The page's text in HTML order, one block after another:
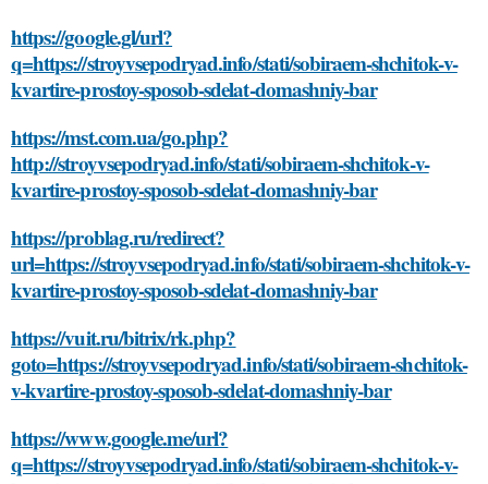
https://google.gl/url?
q=https://stroyvsepodryad.info/stati/sobiraem-shchitok-v-
kvartire-prostoy-sposob-sdelat-domashniy-bar
https://mst.com.ua/go.php?
http://stroyvsepodryad.info/stati/sobiraem-shchitok-v-
kvartire-prostoy-sposob-sdelat-domashniy-bar
https://problag.ru/redirect?
url=https://stroyvsepodryad.info/stati/sobiraem-shchitok-v-
kvartire-prostoy-sposob-sdelat-domashniy-bar
https://vuit.ru/bitrix/rk.php?
goto=https://stroyvsepodryad.info/stati/sobiraem-shchitok-
v-kvartire-prostoy-sposob-sdelat-domashniy-bar
https://www.google.me/url?
q=https://stroyvsepodryad.info/stati/sobiraem-shchitok-v-